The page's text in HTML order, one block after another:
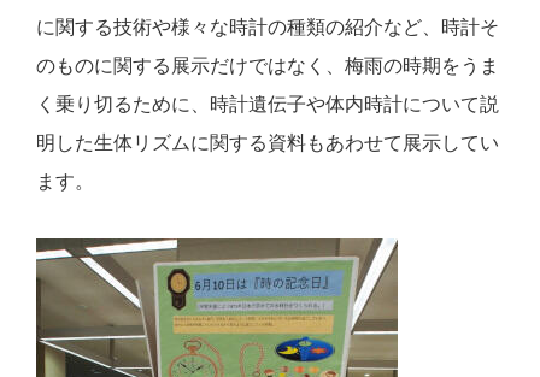
に関する技術や様々な時計の種類の紹介など、時計そ
のものに関する展示だけではなく、梅雨の時期をうま
く乗り切るために、時計遺伝子や体内時計について説
明した生体リズムに関する資料もあわせて展示してい
ます。